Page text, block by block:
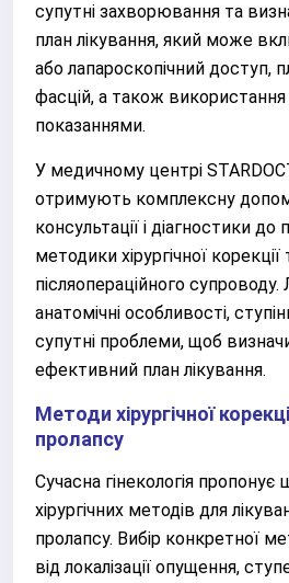
супутні захворювання та
план лікування, який може
або лапароскопічний доступ,
фасцій, а також використання
показаннями.
У медичному центрі
отримують комплексну
консультації і діагностики
методики хірургічної корекції
післяопераційного супроводу.
анатомічні особливості,
супутні проблеми, щоб
ефективний план лікування.
Методи хірургічної
пролапсу
Сучасна гінекологія
хірургічних методів для
пролапсу. Вибір конкретної
від локалізації опущення,